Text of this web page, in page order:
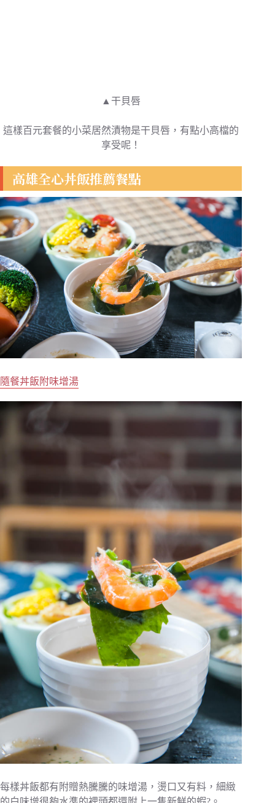
▲干貝唇
這樣百元套餐的小菜居然漬物是干貝唇，有點小高檔的
享受呢！
高雄全心丼飯推薦餐點
隨餐丼飯附味增湯
每樣丼飯都有附贈熱騰騰的味增湯，燙口又有料，細緻